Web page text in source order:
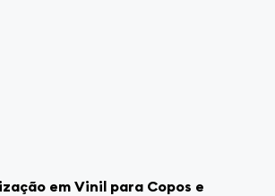
em Vinil para Copos e